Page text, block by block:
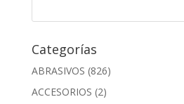
Categorías
ABRASIVOS (826)
ACCESORIOS (2)